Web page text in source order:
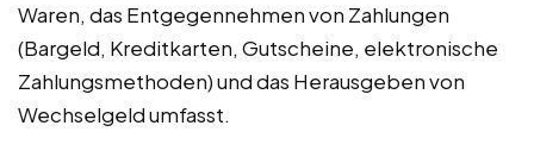
Waren, das Entgegennehmen von Zahlungen
(Bargeld, Kreditkarten, Gutscheine, elektronische
Zahlungsmethoden) und das Herausgeben von
Wechselgeld umfasst.